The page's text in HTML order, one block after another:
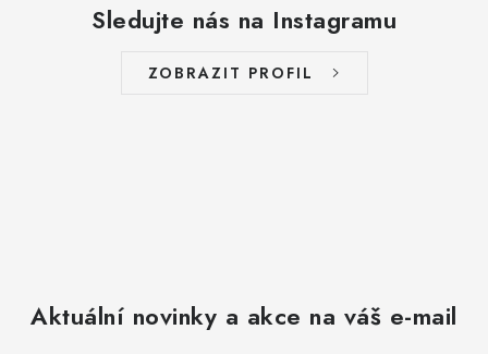
Sledujte nás na Instagramu
ZOBRAZIT PROFIL
Aktuální novinky a akce na váš e-mail